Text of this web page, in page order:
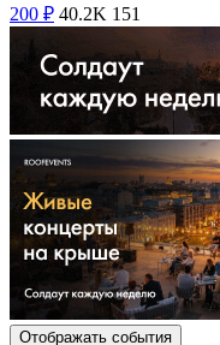
200 ₽ 40.2K 151
Отображать события